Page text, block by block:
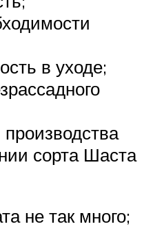
в уходе;
сорта Шаста
не так много;